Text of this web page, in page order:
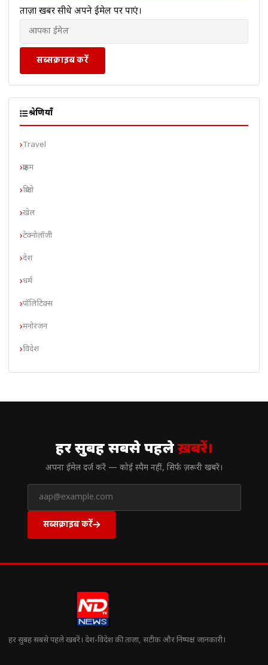
ताज़ा खबरें सीधे अपने ईमेल पर पाएं।
सब्सक्राइब करें
श्रेणियाँ
Travel
क्राइम
क्रिप्टो
खेल
टेक्नोलॉजी
देश
धर्म
पॉलिटिक्स
मनोरंजन
विदेश
हर सुबह सबसे पहलेख़बरें।
अपना ईमेल दर्ज करें — कोई स्पैम नहीं, सिर्फ ज़रूरी खबरें।
सब्सक्राइब करें
हर सुबह सबसे पहले खबरें। देश-विदेश की ताज़ा, सटीक और निष्पक्ष जानकारी।